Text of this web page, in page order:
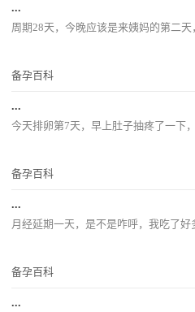
...
周期28天，今晚应该是来姨妈的第二天
备孕百科
...
今天排卵第7天，早上肚子抽疼了一下
备孕百科
...
月经延期一天，是不是咋呼，我吃了好
备孕百科
...